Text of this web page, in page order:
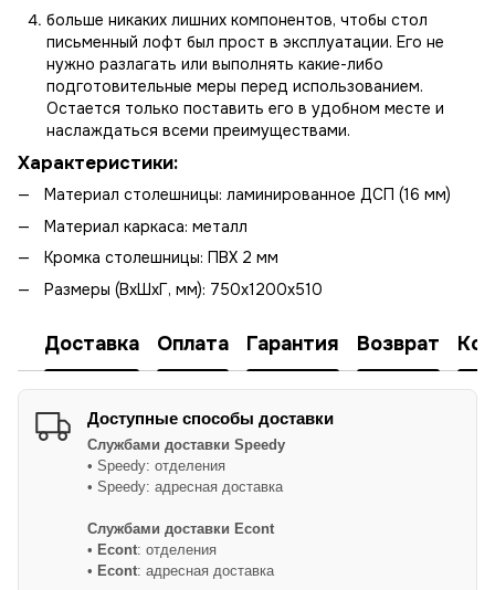
больше никаких лишних компонентов, чтобы стол
письменный лофт был прост в эксплуатации. Его не
нужно разлагать или выполнять какие-либо
подготовительные меры перед использованием.
Остается только поставить его в удобном месте и
наслаждаться всеми преимуществами.
Характеристики:
Материал столешницы: ламинированное ДСП (16 мм)
Материал каркаса: металл
Кромка столешницы: ПВХ 2 мм
Размеры (ВхШхГ, мм): 750х1200х510
Доставка Оплата Гарантия Возврат
Доступные способы доставки
Службами доставки Speedy
• Speedy: отделения
• Speedy: адресная доставка
Службами доставки Econt
• Econt: отделения
• Econt: адресная доставка